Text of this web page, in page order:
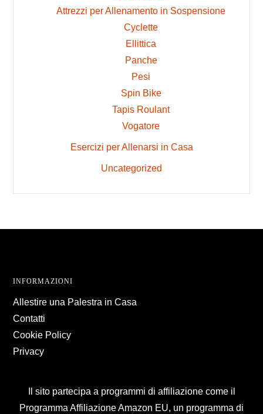
Attrezzi per Allenamento in Sospensione
Cyclette
Ellittica
Panche
Pesi
Spin Bike
Tapis Roulant
Vogatore
Esercizi per Allenarsi in Casa
Uncategorized
Footer
INFORMAZIONI
Allestire una Palestra in Casa
Contatti
Cookie Policy
Privacy
Il sito partecipa a programmi di affiliazione come il
Programma Affiliazione Amazon EU, un programma di